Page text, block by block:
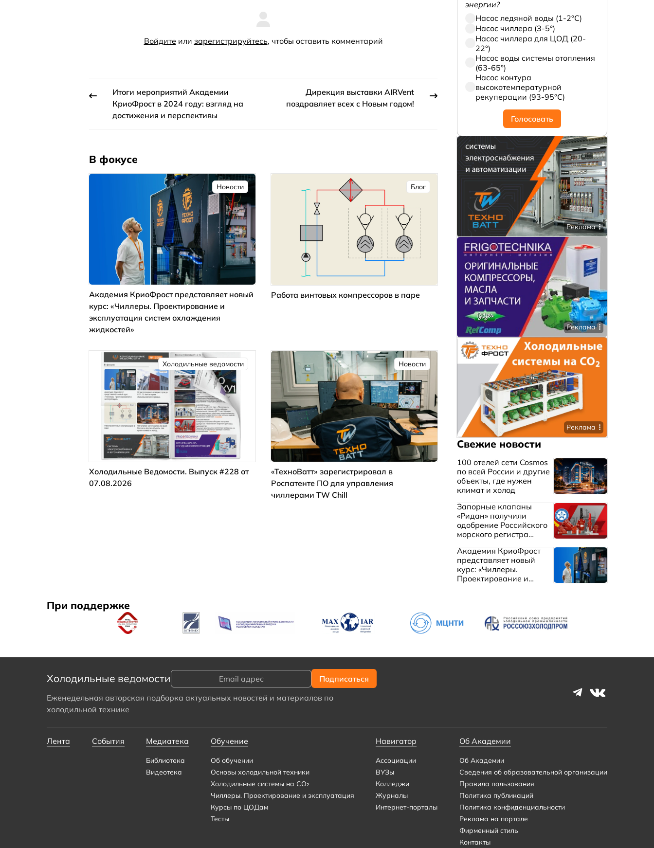
Войдите или зарегистрируйтесь, чтобы оставить комментарий
Итоги мероприятий Академии
КриоФрост в 2024 году: взгляд на
достижения и перспективы
Дирекция выставки AIRVent
поздравляет всех с Новым годом!
В фокусе
Новости
Академия КриоФрост представляет новый
курс: «Чиллеры. Проектирование и
эксплуатация систем охлаждения
жидкостей»
Блог
Работа винтовых компрессоров в паре
Холодильные ведомости
Холодильные Ведомости. Выпуск #228 от
07.08.2026
Новости
«ТехноВатт» зарегистрировал в
Роспатенте ПО для управления
чиллерами TW Chill
энергии?
Насос ледяной воды (1-2°С)
Насос чиллера (3-5°)
Насос чиллера для ЦОД (20-
22°)
Насос воды системы отопления
(63-65°)
Насос контура
высокотемпературной
рекуперации (93-95°С)
Голосовать
Реклама
Реклама
Реклама
Свежие новости
100 отелей сети Cosmos
по всей России и другие
объекты, где нужен
климат и холод
Запорные клапаны
«Ридан» получили
одобрение Российского
морского регистра
Академия КриоФрост
представляет новый
курс: «Чиллеры.
Проектирование и
При поддержке
Холодильные ведомости
Еженедельная авторская подборка актуальных новостей и материалов по
холодильной технике
Лента События Медиатека
Библиотека
Видеотека
Обучение
Об обучении
Основы холодильной техники
Холодильные системы на CO₂
Чиллеры. Проектирование и эксплуатация
Курсы по ЦОДам
Тесты
Навигатор
Ассоциации
ВУЗы
Колледжи
Журналы
Интернет-порталы
Об Академии
Об Академии
Сведения об образовательной организации
Правила пользования
Политика публикаций
Политика конфиденциальности
Реклама на портале
Фирменный стиль
Контакты